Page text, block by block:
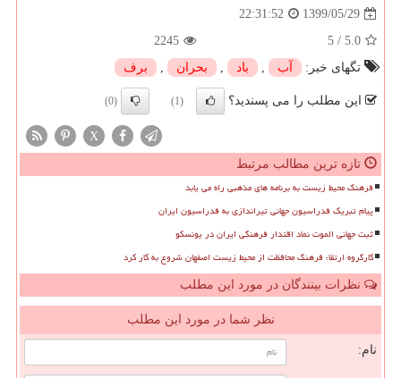
1399/05/29
22:31:52
5.0
/
5
2245
تگهای خبر:
آب , باد , بحران , برف
این مطلب را می پسندید؟ (1)
(0)
X
تازه ترین مطالب مرتبط
فرهنگ محیط زیست به برنامه های مذهبی راه می یابد
پیام تبریک فدراسیون جهانی تیراندازی به فدراسیون ایران
ثبت جهانی الموت نماد اقتدار فرهنگی ایران در یونسکو
کارگروه ارتقاء فرهنگ محافظت از محیط زیست اصفهان شروع به کار کرد
نظرات بینندگان در مورد این مطلب
نظر شما در مورد این مطلب
نام: